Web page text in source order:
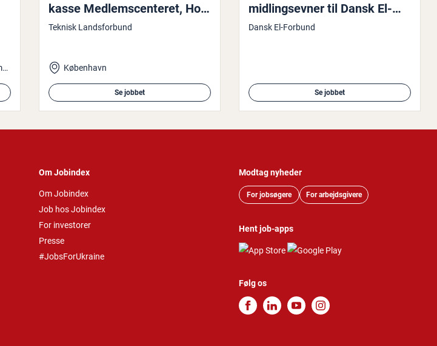
København Ø og mulighed for hjemmearbejde
kasse Med­lem­s­cen­te­ret, Ho­
vedsta­den
Teknisk Landsforbund
København
Se jobbet
mid­lings­ev­ner til Dansk El-
Forbund - bar­selsvi­ka­ri­at
Dansk El-Forbund
Se jobbet
Om Jobindex
Om Jobindex
Job hos Jobindex
For investorer
Presse
#JobsForUkraine
Modtag nyheder
For jobsøgere For arbejdsgivere
Hent job-apps
Følg os